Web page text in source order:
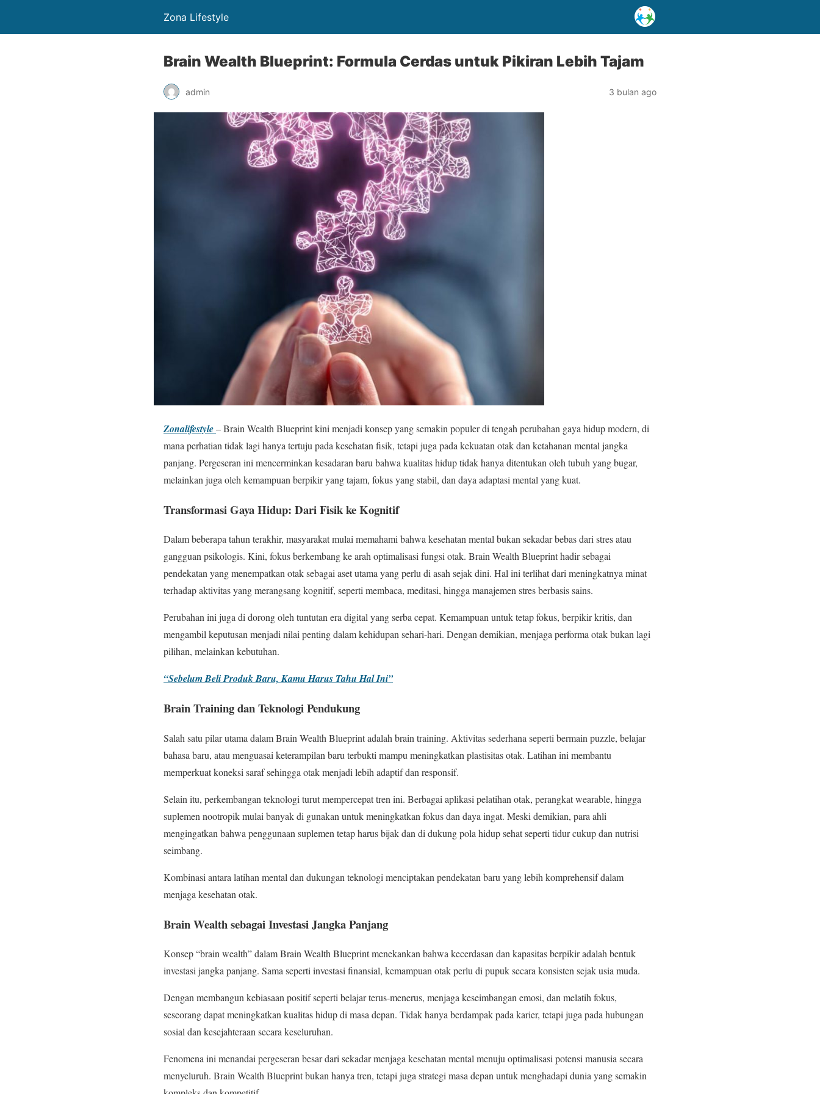
Zona Lifestyle
Brain Wealth Blueprint: Formula Cerdas untuk Pikiran Lebih Tajam
admin 3 bulan ago
Zonalifestyle– Brain Wealth Blueprint kini menjadi konsep yang semakin populer di tengah perubahan gaya hidup modern, di
mana perhatian tidak lagi hanya tertuju pada kesehatan fisik, tetapi juga pada kekuatan otak dan ketahanan mental jangka
panjang. Pergeseran ini mencerminkan kesadaran baru bahwa kualitas hidup tidak hanya ditentukan oleh tubuh yang bugar,
melainkan juga oleh kemampuan berpikir yang tajam, fokus yang stabil, dan daya adaptasi mental yang kuat.
Transformasi Gaya Hidup: Dari Fisik ke Kognitif
Dalam beberapa tahun terakhir, masyarakat mulai memahami bahwa kesehatan mental bukan sekadar bebas dari stres atau
gangguan psikologis. Kini, fokus berkembang ke arah optimalisasi fungsi otak. Brain Wealth Blueprint hadir sebagai
pendekatan yang menempatkan otak sebagai aset utama yang perlu di asah sejak dini. Hal ini terlihat dari meningkatnya minat
terhadap aktivitas yang merangsang kognitif, seperti membaca, meditasi, hingga manajemen stres berbasis sains.
Perubahan ini juga di dorong oleh tuntutan era digital yang serba cepat. Kemampuan untuk tetap fokus, berpikir kritis, dan
mengambil keputusan menjadi nilai penting dalam kehidupan sehari-hari. Dengan demikian, menjaga performa otak bukan lagi
pilihan, melainkan kebutuhan.
“Sebelum Beli Produk Baru, Kamu Harus Tahu Hal Ini”
Brain Training dan Teknologi Pendukung
Salah satu pilar utama dalam Brain Wealth Blueprint adalah brain training. Aktivitas sederhana seperti bermain puzzle, belajar
bahasa baru, atau menguasai keterampilan baru terbukti mampu meningkatkan plastisitas otak. Latihan ini membantu
memperkuat koneksi saraf sehingga otak menjadi lebih adaptif dan responsif.
Selain itu, perkembangan teknologi turut mempercepat tren ini. Berbagai aplikasi pelatihan otak, perangkat wearable, hingga
suplemen nootropik mulai banyak di gunakan untuk meningkatkan fokus dan daya ingat. Meski demikian, para ahli
mengingatkan bahwa penggunaan suplemen tetap harus bijak dan di dukung pola hidup sehat seperti tidur cukup dan nutrisi
seimbang.
Kombinasi antara latihan mental dan dukungan teknologi menciptakan pendekatan baru yang lebih komprehensif dalam
menjaga kesehatan otak.
Brain Wealth sebagai Investasi Jangka Panjang
Konsep “brain wealth” dalam Brain Wealth Blueprint menekankan bahwa kecerdasan dan kapasitas berpikir adalah bentuk
investasi jangka panjang. Sama seperti investasi finansial, kemampuan otak perlu di pupuk secara konsisten sejak usia muda.
Dengan membangun kebiasaan positif seperti belajar terus-menerus, menjaga keseimbangan emosi, dan melatih fokus,
seseorang dapat meningkatkan kualitas hidup di masa depan. Tidak hanya berdampak pada karier, tetapi juga pada hubungan
sosial dan kesejahteraan secara keseluruhan.
Fenomena ini menandai pergeseran besar dari sekadar menjaga kesehatan mental menuju optimalisasi potensi manusia secara
menyeluruh. Brain Wealth Blueprint bukan hanya tren, tetapi juga strategi masa depan untuk menghadapi dunia yang semakin